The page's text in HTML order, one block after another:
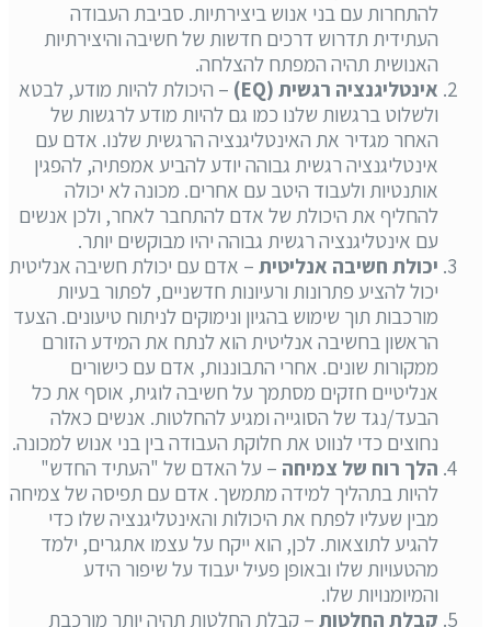
להתחרות עם בני אנוש ביצירתיות. סביבת העבודה
העתידית תדרוש דרכים חדשות של חשיבה והיצירתיות
האנושית תהיה המפתח להצלחה.
אינטליגנציה רגשית (EQ)
– היכולת להיות מודע, לבטא
ולשלוט ברגשות שלנו כמו גם להיות מודע לרגשות של
האחר מגדיר את האינטליגנציה הרגשית שלנו. אדם עם
אינטליגנציה רגשית גבוהה יודע להביע אמפתיה, להפגין
אותנטיות ולעבוד היטב עם אחרים. מכונה לא יכולה
להחליף את היכולת של אדם להתחבר לאחר, ולכן אנשים
עם אינטליגנציה רגשית גבוהה יהיו מבוקשים יותר.
יכולת חשיבה אנליטית – אדם עם יכולת חשיבה אנליטית
יכול להציע פתרונות ורעיונות חדשניים, לפתור בעיות
מורכבות תוך שימוש בהגיון ונימוקים לניתוח טיעונים. הצעד
הראשון בחשיבה אנליטית הוא לנתח את המידע הזורם
ממקורות שונים. אחרי התבוננות, אדם עם כישורים
אנליטיים חזקים מסתמך על חשיבה לוגית, אוסף את כל
הבעד/נגד של הסוגייה ומגיע להחלטות. אנשים כאלה
נחוצים כדי לנווט את חלוקת העבודה בין בני אנוש למכונה.
הלך רוח של צמיחה – על האדם של "העתיד החדש"
להיות בתהליך למידה מתמשך. אדם עם תפיסה של צמיחה
מבין שעליו לפתח את היכולות והאינטליגנציה שלו כדי
להגיע לתוצאות. לכן, הוא ייקח על עצמו אתגרים, ילמד
מהטעויות שלו ובאופן פעיל יעבוד על שיפור הידע
והמיומנויות שלו.
קבלת החלטות – קבלת החלטות תהיה יותר מורכבת